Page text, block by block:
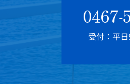
0467-
受付：平